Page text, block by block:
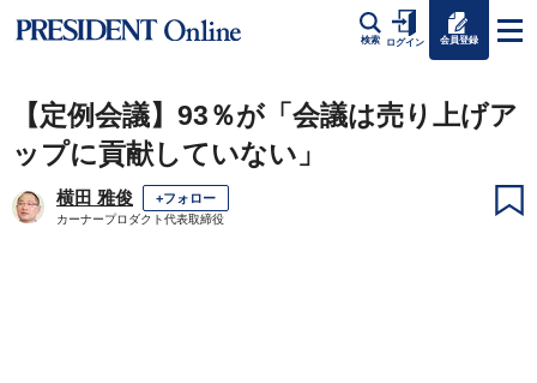
検索 ログイン 会員登録
【定例会議】93％が「会議は売り上げア
ップに貢献していない」
横田 雅俊 +フォロー
カーナープロダクト代表取締役